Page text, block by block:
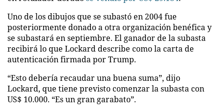
Uno de los dibujos que se subastó en 2004 fue
posteriormente donado a otra organización benéfica y
se subastará en septiembre. El ganador de la subasta
recibirá lo que Lockard describe como la carta de
autenticación firmada por Trump.
“Esto debería recaudar una buena suma”, dijo
Lockard, que tiene previsto comenzar la subasta con
US$ 10.000. “Es un gran garabato”.